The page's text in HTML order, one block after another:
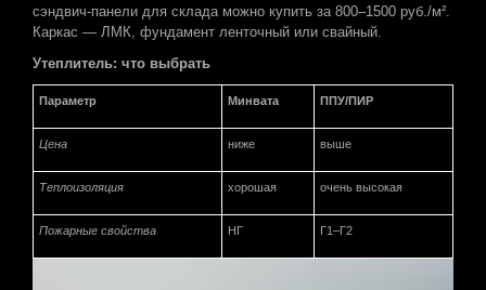
сэндвич-панели для склада можно купить за 800–1500 руб./м².
Каркас — ЛМК, фундамент ленточный или свайный.
Утеплитель: что выбрать
Параметр Минвата ППУ/ПИР
Цена ниже выше
Теплоизоляция хорошая очень высокая
Пожарные свойства НГ Г1–Г2